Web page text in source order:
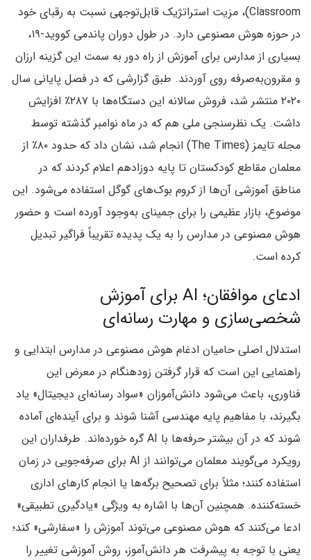
Classroom)، مزیت استراتژیک قابل‌توجهی نسبت به رقبای خود
در حوزه هوش مصنوعی دارد. در طول دوران پاندمی کووید-۱۹،
بسیاری از مدارس برای آموزش از راه دور به سمت این گزینه ارزان
و مقرون‌به‌صرفه روی آوردند. طبق گزارشی که در فصل پایانی سال
۲۰۲۰ منتشر شد، فروش سالانه این دستگاه‌ها با ۲۸۷٪ افزایش
داشت. یک نظرسنجی ملی هم که در ماه نوامبر گذشته توسط
مجله تایمز (The Times) انجام شد، نشان داد که حدود ۸۰٪ از
معلمان مقاطع کودکستان تا پایه دوزادهم اعلام کردند که در
مناطق آموزشی آن‌ها از کروم بوک‌های گوگل استفاده می‌شود. این
موضوع، بازار عظیمی را برای جمینای به‌وجود آورده است و حضور
هوش مصنوعی در مدارس را به یک پدیده‌ تقریباً فراگیر تبدیل
کرده است.
ادعای موافقان؛ AI برای آموزش
شخصی‌سازی و مهارت رسانه‌ای
استدلال اصلی حامیان ادغام هوش مصنوعی در مدارس ابتدایی و
راهنمایی این است که قرار گرفتن زودهنگام در معرض این
فناوری، باعث می‌شود دانش‌آموزان «سواد رسانه‌ای دیجیتال» یاد
بگیرند، با مفاهیم پایه‌ مهندسی آشنا شوند و برای آینده‌ای آماده
شوند که در آن بیشتر حرفه‌ها با AI گره خورده‌اند. طرفداران این
رویکرد می‌گویند معلمان می‌توانند از AI برای صرفه‌جویی در زمان
استفاده کنند؛ مثلاً برای تصحیح برگه‌ها یا انجام کارهای اداری
خسته‌کننده. همچنین آن‌ها با اشاره به ویژگی «یادگیری تطبیقی»
ادعا می‌کنند که هوش مصنوعی می‌توند آموزش را «سفارشی» کند؛
یعنی با توجه به پیشرفت هر دانش‌آموز، روش آموزشی تغییر را